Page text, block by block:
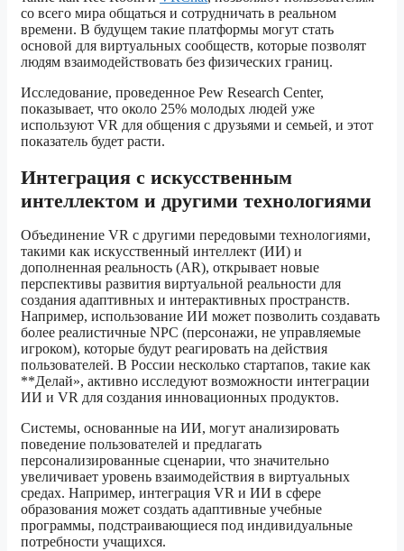
со всего мира общаться и сотрудничать в реальном
времени. В будущем такие платформы могут стать
основой для виртуальных сообществ, которые позволят
людям взаимодействовать без физических границ.
Исследование, проведенное Pew Research Center,
показывает, что около 25% молодых людей уже
используют VR для общения с друзьями и семьей, и этот
показатель будет расти.
Интеграция с искусственным
интеллектом и другими технологиями
Объединение VR с другими передовыми технологиями,
такими как искусственный интеллект (ИИ) и
дополненная реальность (AR), открывает новые
перспективы развития виртуальной реальности для
создания адаптивных и интерактивных пространств.
Например, использование ИИ может позволить создавать
более реалистичные NPC (персонажи, не управляемые
игроком), которые будут реагировать на действия
пользователей. В России несколько стартапов, такие как
**Делай», активно исследуют возможности интеграции
ИИ и VR для создания инновационных продуктов.
Системы, основанные на ИИ, могут анализировать
поведение пользователей и предлагать
персонализированные сценарии, что значительно
увеличивает уровень взаимодействия в виртуальных
средах. Например, интеграция VR и ИИ в сфере
образования может создать адаптивные учебные
программы, подстраивающиеся под индивидуальные
потребности учащихся.